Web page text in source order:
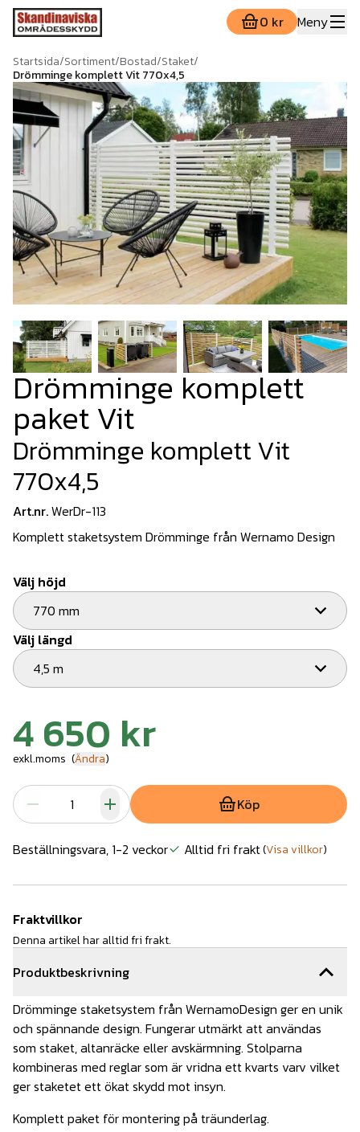
0 kr Meny
Startsida/Sortiment/Bostad/Staket/
Drömminge komplett Vit 770x4,5
Produktbeskrivning
Drömminge staketsystem från WernamoDesign ger en unik
och spännande design. Fungerar utmärkt att användas
som staket,altanräcke eller avskärmning. Stolparna
kombineras med reglar som är vridna ett kvarts varv vilket
ger staketet ett ökat skydd mot insyn.
Komplett paket för montering på träunderlag.
Drömminge komplett
paket Vit
Drömminge komplett Vit
770x4,5
Art.nr.WerDr-113
Komplett staketsystem Drömminge från Wernamo Design
Välj höjd
770 mm
Välj längd
4,5 m
4 650 kr
exkl.moms (Ändra)
Köp
Beställningsvara, 1-2 veckor Alltid fri frakt(Visa villkor)
Fraktvillkor
Denna artikel har alltid fri frakt.